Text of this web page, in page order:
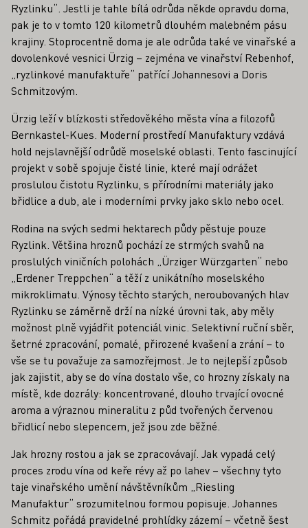
Ryzlinku“. Jestli je tahle bílá odrůda někde opravdu doma,
pak je to v tomto 120 kilometrů dlouhém malebném pásu
krajiny. Stoprocentně doma je ale odrůda také ve vinařské a
dovolenkové vesnici Ürzig – zejména ve vinařství Rebenhof,
„ryzlinkové manufaktuře“ patřící Johannesovi a Doris
Schmitzovým.
Ürzig leží v blízkosti středověkého města vína a filozofů
Bernkastel-Kues. Moderní prostředí Manufaktury vzdává
hold nejslavnější odrůdě moselské oblasti. Tento fascinující
projekt v sobě spojuje čisté linie, které mají odrážet
proslulou čistotu Ryzlinku, s přírodními materiály jako
břidlice a dub, ale i moderními prvky jako sklo nebo ocel.
Rodina na svých sedmi hektarech půdy pěstuje pouze
Ryzlink. Většina hroznů pochází ze strmých svahů na
proslulých viničních polohách „Ürziger Würzgarten“ nebo
„Erdener Treppchen“ a těží z unikátního moselského
mikroklimatu. Výnosy těchto starých, neroubovaných hlav
Ryzlinku se záměrně drží na nízké úrovni tak, aby měly
možnost plně vyjádřit potenciál vinic. Selektivní ruční sběr,
šetrné zpracování, pomalé, přirozené kvašení a zrání – to
vše se tu považuje za samozřejmost. Je to nejlepší způsob
jak zajistit, aby se do vína dostalo vše, co hrozny získaly na
místě, kde dozrály: koncentrované, dlouho trvající ovocné
aroma a výraznou mineralitu z půd tvořených červenou
břidlicí nebo slepencem, jež jsou zde běžné.
Jak hrozny rostou a jak se zpracovávají. Jak vypadá celý
proces zrodu vína od keře révy až po lahev – všechny tyto
taje vinařského umění návštěvníkům „Riesling
Manufaktur“ srozumitelnou formou popisuje. Johannes
Schmitz pořádá pravidelné prohlídky zázemí – včetně šest